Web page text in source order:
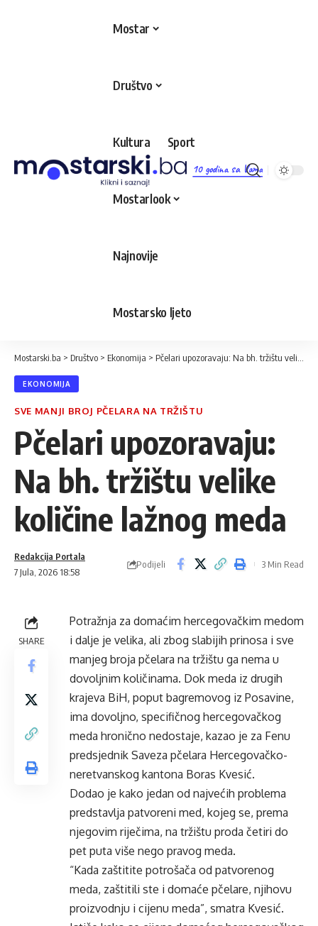
10 godina sa Vama
Mostar
Društvo
Kultura Sport
Mostarlook
Najnovije
Mostarsko ljeto
Mostarski.ba > Društvo > Ekonomija > Pčelari upozoravaju: Na bh. tržištu velike količine lažnog meda
EKONOMIJA
SVE MANJI BROJ PČELARA NA TRŽIŠTU
Pčelari upozoravaju:
Na bh. tržištu velike
količine lažnog meda
7 Jula, 2026 18:58
Redakcija Portala
Podijeli 3 Min Read
SHARE
Potražnja za domaćim hercegovačkim medom
i dalje je velika, ali zbog slabijih prinosa i sve
manjeg broja pčelara na tržištu ga nema u
dovoljnim količinama. Dok meda iz drugih
krajeva BiH, poput bagremovog iz Posavine,
ima dovoljno, specifičnog hercegovačkog
meda hronično nedostaje, kazao je za Fenu
predsjednik Saveza pčelara Hercegovačko-
neretvanskog kantona Boras Kvesić.
Dodao je kako jedan od najvećih problema
predstavlja patvoreni med, kojeg se, prema
njegovim riječima, na tržištu proda četiri do
pet puta više nego pravog meda.
“Kada zaštitite potrošača od patvorenog
meda, zaštitili ste i domaće pčelare, njihovu
proizvodnju i cijenu meda”, smatra Kvesić.